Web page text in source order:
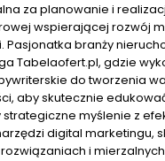
za planowanie i
wspierającej rozwój
Pasjonatka branży
Tabelaofert.pl, gdzie
do tworzenia
aby skutecznie
strategiczne myślenie z
digital marketingu,
i